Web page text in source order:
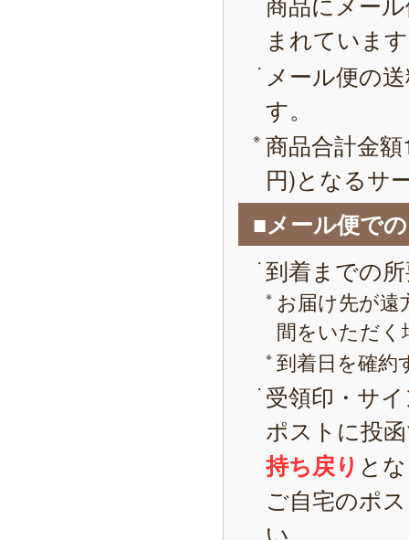
まれていま
メール便の
す。
商品合計金
円)となるサ
■メール便で
到着までの
お届け先が遠
間をいただ
到着日を確約
受領印・サ
ポストに投
持ち戻り と
ご自宅のポ
い。